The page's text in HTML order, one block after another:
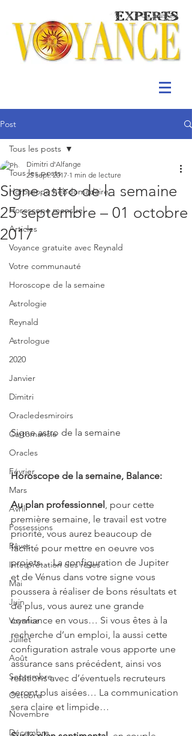
Post
Tous les posts
Horoscope hebdomadaire
Horoscope mensuel
Articles
Voyance gratuite avec Reynald
Votre communauté
Horoscope de la semaine
Astrologie
Reynald
Astrologue
2020
Janvier
Dimitri
Oracledesmiroirs
Cartomancie
Oracles
Février
Mars
Avril
Possessions
Rêves
Interprétation des rêves
Mai
Juin
Voyance
Juillet
Août
Septembre
Octobre
Novembre
Décembre
Tous les posts
Signe astro de la semaine
25 septembre – 01 octobre
2017
Dimitri d'Alfange
25 sept. 2017 1 min de lecture
Signe astro de la semaine
Horoscope de la semaine, Balance:
Au plan professionnel , pour cette
première semaine, le travail est votre
priorité, vous aurez beaucoup de
facilité pour mettre en oeuvre vos
projets… La configuration de Jupiter
et de Vénus dans votre signe vous
poussera à réaliser de bons résultats et
de plus, vous aurez une grande
confiance en vous… Si vous êtes à la
recherche d’un emploi, la aussi cette
configuration astrale vous apporte une
assurance sans précédent, ainsi vos
relations avec d’éventuels recruteurs
seront plus aisées… La communication
sera claire et limpide…